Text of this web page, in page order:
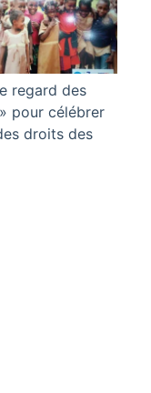
regard des
pour célébrer
droits des